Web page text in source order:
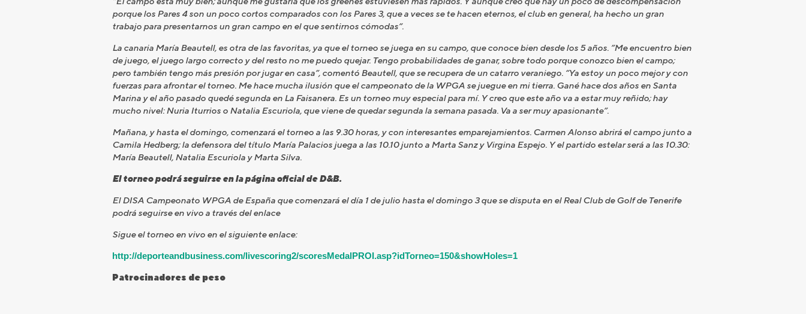
porque los Pares 4 son un poco cortos comparados con los Pares 3, que a veces se te hacen eternos, el club en general, ha hecho un gran
trabajo para presentarnos un gran campo en el que sentirnos cómodas”.
La canaria María Beautell, es otra de las favoritas, ya que el torneo se juega en su campo, que conoce bien desde los 5 años. ”Me encuentro bien
de juego, el juego largo correcto y del resto no me puedo quejar. Tengo probabilidades de ganar, sobre todo porque conozco bien el campo;
pero también tengo más presión por jugar en casa”, comentó Beautell, que se recupera de un catarro veraniego. “Ya estoy un poco mejor y con
fuerzas para afrontar el torneo. Me hace mucha ilusión que el campeonato de la WPGA se juegue en mi tierra. Gané hace dos años en Santa
Marina y el año pasado quedé segunda en La Faisanera. Es un torneo muy especial para mí. Y creo que este año va a estar muy reñido; hay
mucho nivel: Nuria Iturrios o Natalia Escuriola, que viene de quedar segunda la semana pasada. Va a ser muy apasionante”.
Mañana, y hasta el domingo, comenzará el torneo a las 9.30 horas, y con interesantes emparejamientos. Carmen Alonso abrirá el campo junto a
Camila Hedberg; la defensora del título María Palacios juega a las 10.10 junto a Marta Sanz y Virgina Espejo. Y el partido estelar será a las 10.30:
María Beautell, Natalia Escuriola y Marta Silva.
El torneo podrá seguirse en la página oficial de D&B.
El DISA Campeonato WPGA de España que comenzará el día 1 de julio hasta el domingo 3 que se disputa en el Real Club de Golf de Tenerife
podrá seguirse en vivo a través del enlace
Sigue el torneo en vivo en el siguiente enlace:
http://deporteandbusiness.com/livescoring2/scoresMedalPROI.asp?idTorneo=150&showHoles=1
Patrocinadores de peso